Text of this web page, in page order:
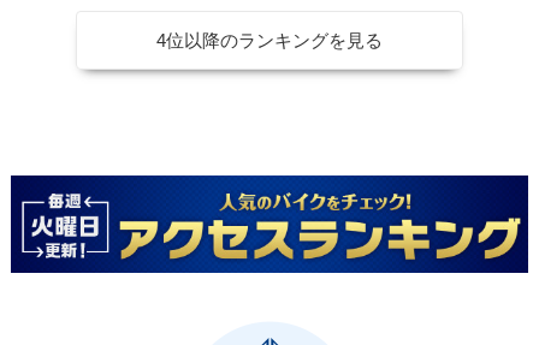
4位以降のランキングを見る